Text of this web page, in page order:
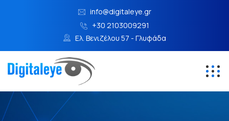
info@digitaleye.gr
+30 2103009291
Ελ. Βενιζέλου 57 - Γλυφάδα